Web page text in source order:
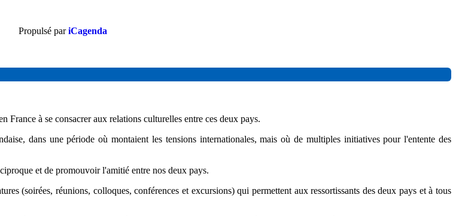
Propulsé pariCagenda
à se consacrer aux relations culturelles entre ces deux pays.
dans une période où montaient les tensions internationales, mais où de multiples initiatives pour l'entente des
et de promouvoir l'amitié entre nos deux pays.
(soirées, réunions, colloques, conférences et excursions) qui permettent aux ressortissants des deux pays et à tous